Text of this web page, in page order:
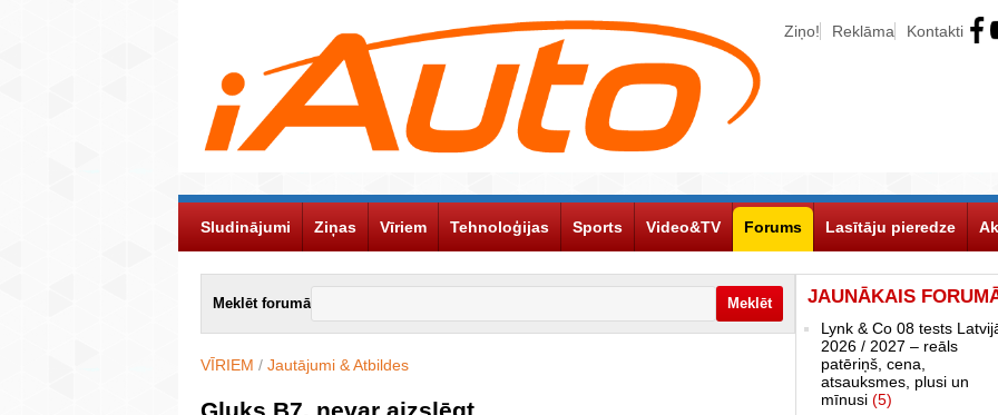
Ziņo! Reklāma Kontakti
Sludinājumi Ziņas Vīriem Tehnoloģijas Sports Video&TV Forums Lasītāju pieredze
Meklēt forumā
VĪRIEM / Jautājumi & Atbildes
Gļuks B7, nevar aizslēgt
JAUNĀKAIS
Lynk & Co 08 tests
2026 / 2027 – reāls
patēriņš, cena,
atsauksmes, plusi un
mīnusi (5)